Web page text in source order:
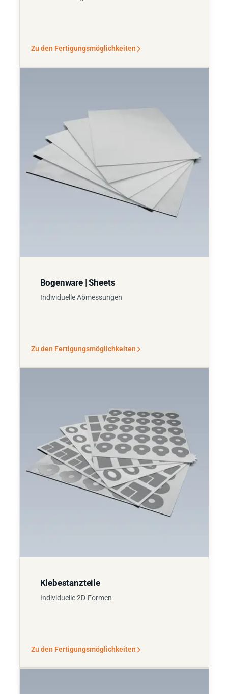
Zu den Fertigungsmöglichkeiten
Bogenware | Sheets
Individuelle Abmessungen
Zu den Fertigungsmöglichkeiten
Klebestanzteile
Individuelle 2D-Formen
Zu den Fertigungsmöglichkeiten